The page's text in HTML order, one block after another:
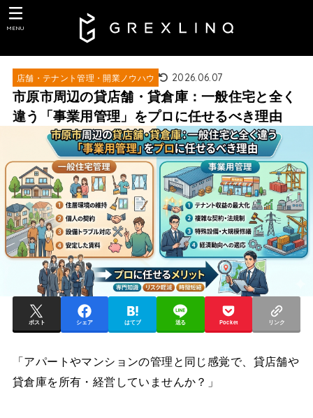
MENU
店舗・テナント管理・開業ノウハウ 2026.06.07
市原市周辺の貸店舗・貸倉庫：一般住宅と全く
違う「事業用管理」をプロに任せるべき理由
ポスト シェア はてブ 送る Pocket リンク
「アパートやマンションの管理と同じ感覚で、貸店舗や
貸倉庫を所有・経営していませんか？」